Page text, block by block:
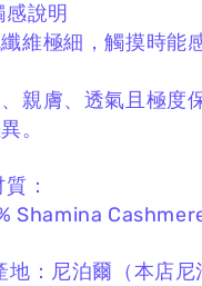
感說明
維極細，觸摸時能
親膚、透氣且極度
。
：
Shamina
： 尼泊爾 （本店